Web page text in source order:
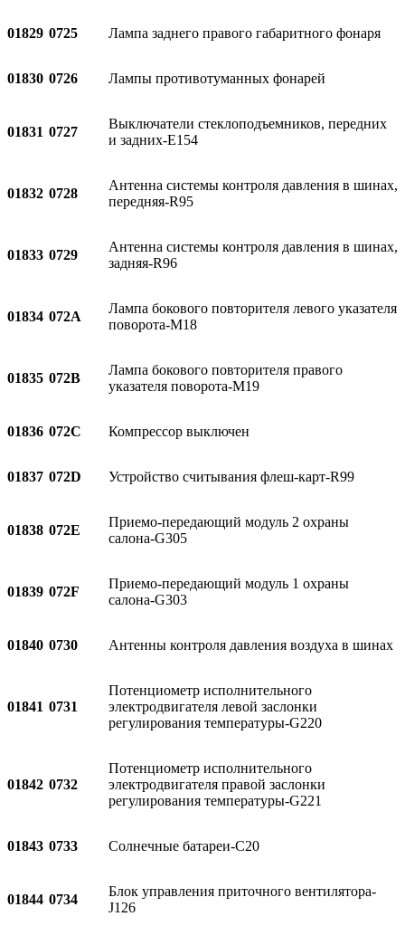
01829 0725 Лампа заднего правого габаритного фонаря
01830 0726 Лампы противотуманных фонарей
01831 0727
Выключатели стеклоподъемников, передних
и задних-E154
01832 0728
Антенна системы контроля давления в шинах,
передняя-R95
01833 0729
Антенна системы контроля давления в шинах,
задняя-R96
01834 072A
Лампа бокового повторителя левого указателя
поворота-M18
01835 072B
Лампа бокового повторителя правого
указателя поворота-M19
01836 072C Компрессор выключен
01837 072D Устройство считывания флеш-карт-R99
01838 072E
Приемо-передающий модуль 2 охраны
салона-G305
01839 072F
Приемо-передающий модуль 1 охраны
салона-G303
01840 0730 Антенны контроля давления воздуха в шинах
01841 0731
Потенциометр исполнительного
электродвигателя левой заслонки
регулирования температуры-G220
01842 0732
Потенциометр исполнительного
электродвигателя правой заслонки
регулирования температуры-G221
01843 0733 Солнечные батареи-C20
01844 0734
Блок управления приточного вентилятора-
J126